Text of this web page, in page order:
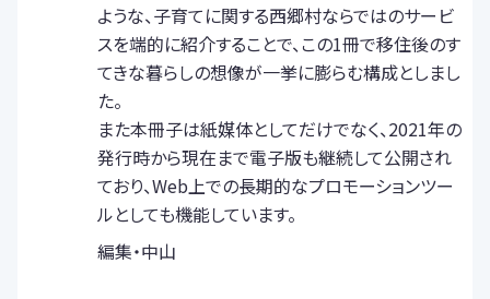
ような、子育てに関する西郷村ならではのサービ
スを端的に紹介することで、この1冊で移住後のす
てきな暮らしの想像が一挙に膨らむ構成としまし
た。
また本冊子は紙媒体としてだけでなく、2021年の
発行時から現在まで電子版も継続して公開され
ており、Web上での長期的なプロモーションツー
ルとしても機能しています。
編集・中山